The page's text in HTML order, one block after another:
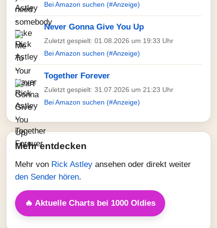
Bei Amazon suchen (#Anzeige)
Never Gonna Give You Up
Zuletzt gespielt: 01.08.2026 um 19:33 Uhr
Bei Amazon suchen (#Anzeige)
Together Forever
Zuletzt gespielt: 31.07.2026 um 21:23 Uhr
Bei Amazon suchen (#Anzeige)
Mehr entdecken
Mehr von Rick Astley ansehen oder direkt weiter
den Sender hören.
🔥 Aktuelle Charts bei 1000 Oldies